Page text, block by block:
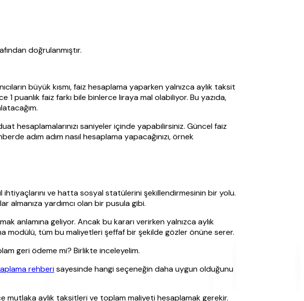
doğrulanmıştır.
büyük kısmı, faiz hesaplama yaparken yalnızca aylık taksit
puanlık faiz farkı bile binlerce liraya mal olabiliyor. Bu yazıda,
hesaplamalarınızı saniyeler içinde yapabilirsiniz. Güncel faiz
adım adım nasıl hesaplama yapacağınızı, örnek
ve hatta sosyal statülerini şekillendirmesinin bir yolu.
almanıza yardımcı olan bir pusula gibi.
anlamına geliyor. Ancak bu kararı verirken yalnızca aylık
modülü, tüm bu maliyetleri şeffaf bir şekilde gözler önüne serer.
geri ödeme mi? Birlikte inceleyelim.
rehberisayesinde hangi seçeneğin daha uygun olduğunu
aylık taksitleri ve toplam maliyeti hesaplamak gerekir.